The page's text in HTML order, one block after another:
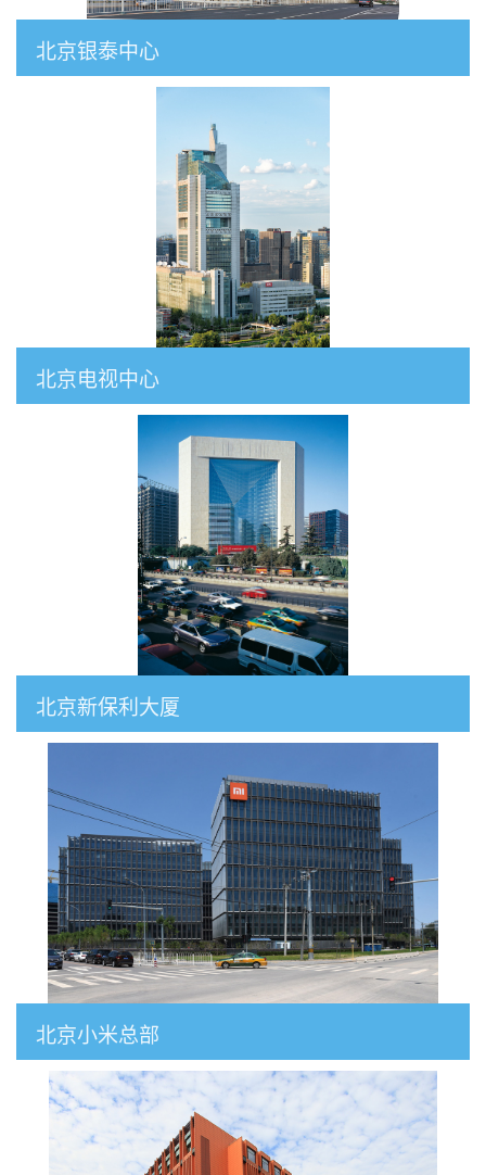
北京银泰中心
北京电视中心
北京新保利大厦
北京小米总部